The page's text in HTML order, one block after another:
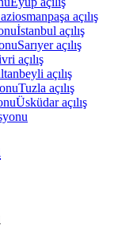
açılış
İstanbul açılış
Sarıyer açılış
açılış
açılış
Tuzla açılış
Üsküdar açılış